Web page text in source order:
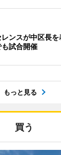
レンスが中区長
試合開催
もっと見る
買う